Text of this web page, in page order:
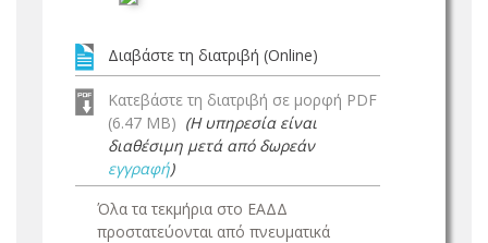
Διαβάστε τη διατριβή (Online)
Κατεβάστε τη διατριβή σε μορφή PDF
(6.47 MB) (Η υπηρεσία είναι
διαθέσιμη μετά από δωρεάν
εγγραφή)
Όλα τα τεκμήρια στο ΕΑΔΔ
προστατεύονται από πνευματικά